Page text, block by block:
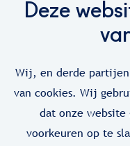
Deze
Wij, en derde
van cookies. Wij
dat onze
voorkeuren op te
Loop
in
Stel je
automatisch op
vacature